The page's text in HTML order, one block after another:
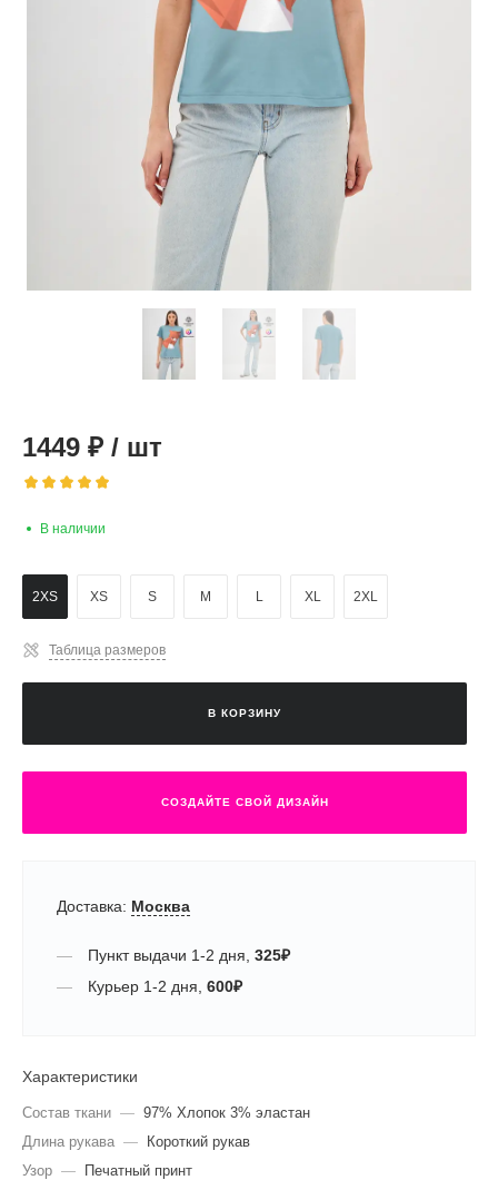
1449 ₽ / шт
В наличии
2XS XS S M L XL 2XL
Таблица размеров
В КОРЗИНУ
СОЗДАЙТЕ СВОЙ ДИЗАЙН
Доставка: Москва
Пункт выдачи 1-2 дня 325₽
Курьер 1-2 дня 600₽
Характеристики
Состав ткани — 97% Хлопок 3% эластан
Длина рукава — Короткий рукав
Узор — Печатный принт